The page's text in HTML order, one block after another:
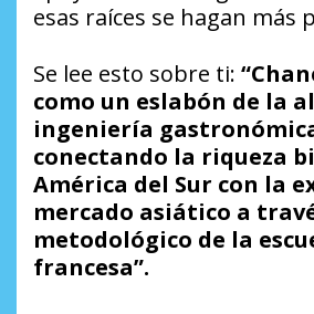
esas raíces se hagan más
Se lee esto sobre ti:
como un eslabón de la
ingeniería
conectando la riqueza
América del Sur con la
mercado asiático a
metodológico de la
francesa”.